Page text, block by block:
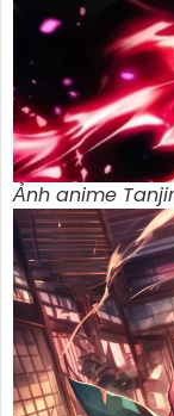
Ảnh anime